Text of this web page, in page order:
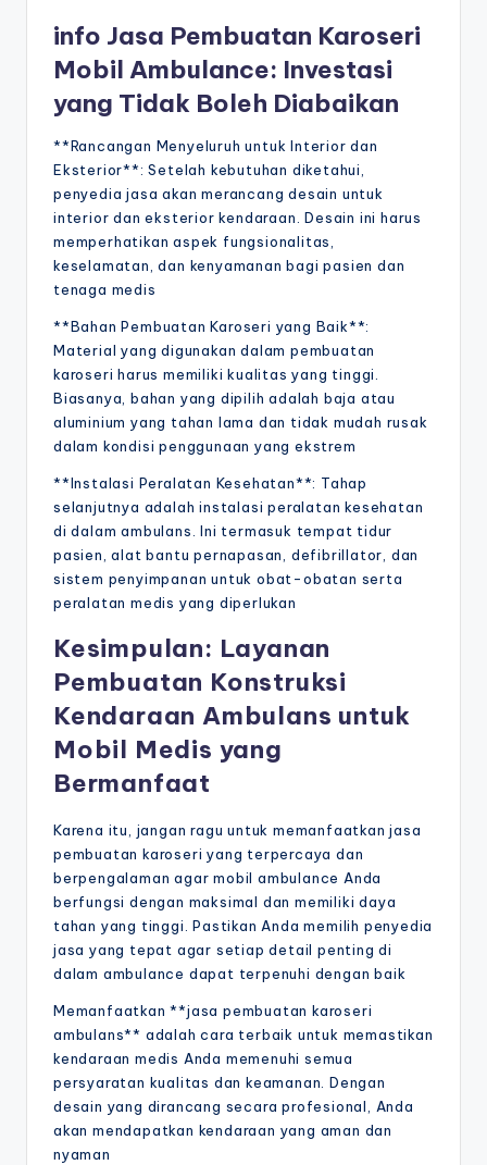
info Jasa Pembuatan Karoseri
Mobil Ambulance: Investasi
yang Tidak Boleh Diabaikan
**Rancangan Menyeluruh untuk Interior dan
Eksterior**: Setelah kebutuhan diketahui,
penyedia jasa akan merancang desain untuk
interior dan eksterior kendaraan. Desain ini harus
memperhatikan aspek fungsionalitas,
keselamatan, dan kenyamanan bagi pasien dan
tenaga medis
**Bahan Pembuatan Karoseri yang Baik**:
Material yang digunakan dalam pembuatan
karoseri harus memiliki kualitas yang tinggi.
Biasanya, bahan yang dipilih adalah baja atau
aluminium yang tahan lama dan tidak mudah rusak
dalam kondisi penggunaan yang ekstrem
**Instalasi Peralatan Kesehatan**: Tahap
selanjutnya adalah instalasi peralatan kesehatan
di dalam ambulans. Ini termasuk tempat tidur
pasien, alat bantu pernapasan, defibrillator, dan
sistem penyimpanan untuk obat-obatan serta
peralatan medis yang diperlukan
Kesimpulan: Layanan
Pembuatan Konstruksi
Kendaraan Ambulans untuk
Mobil Medis yang
Bermanfaat
Karena itu, jangan ragu untuk memanfaatkan jasa
pembuatan karoseri yang terpercaya dan
berpengalaman agar mobil ambulance Anda
berfungsi dengan maksimal dan memiliki daya
tahan yang tinggi. Pastikan Anda memilih penyedia
jasa yang tepat agar setiap detail penting di
dalam ambulance dapat terpenuhi dengan baik
Memanfaatkan **jasa pembuatan karoseri
ambulans** adalah cara terbaik untuk memastikan
kendaraan medis Anda memenuhi semua
persyaratan kualitas dan keamanan. Dengan
desain yang dirancang secara profesional, Anda
akan mendapatkan kendaraan yang aman dan
nyaman